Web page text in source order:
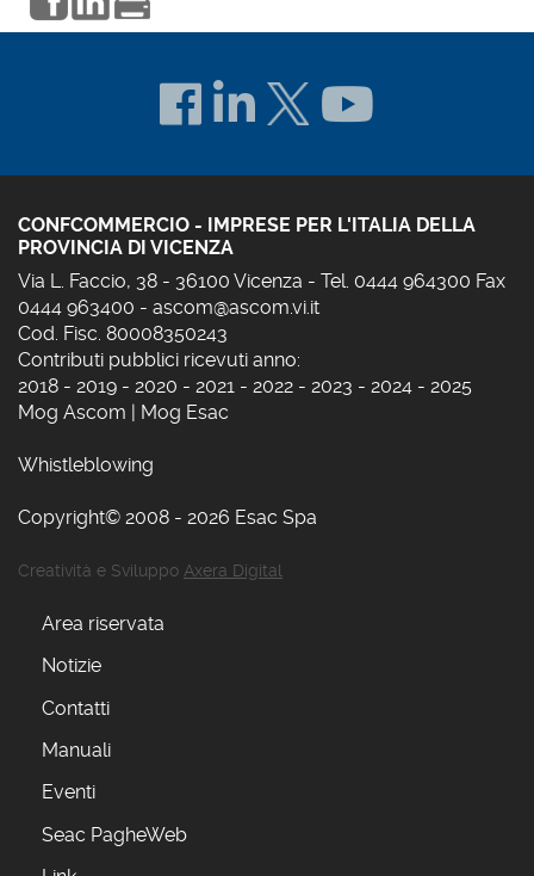
CONFCOMMERCIO - IMPRESE PER L'ITALIA DELLA
PROVINCIA DI VICENZA
Via L. Faccio, 38 - 36100 Vicenza - Tel. 0444 964300 Fax
0444 963400 - ascom@ascom.vi.it
Cod. Fisc. 80008350243
Contributi pubblici ricevuti anno:
2018 - 2019 - 2020 - 2021 - 2022 - 2023 - 2024 - 2025
Mog Ascom | Mog Esac
Whistleblowing
Copyright© 2008 - 2026 Esac Spa
Creatività e Sviluppo Axera Digital
Area riservata
Notizie
Contatti
Manuali
Eventi
Seac PagheWeb